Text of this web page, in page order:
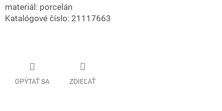
materiál: porcelán
Katalógové číslo: 21117663
OPÝTAŤ SA ZDIEĽAŤ